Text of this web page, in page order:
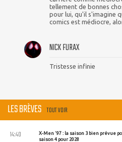
tellement de bonnes
pour lui, qu'il s'imagine
comics est médiocre,
NICK FURAX
Tristesse infinie
LES BRÈVES TOUT VOIR
X-Men '97 : la saison 3 bien prévue
saison 4 pour 2028
14:40